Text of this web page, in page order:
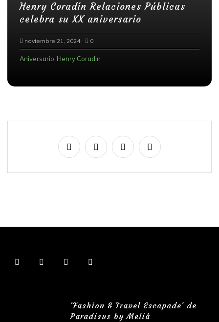
s
Henry Coradín Relaciones Públicas
celebra su XX aniversario
noviembre 21, 2024 0
Aniversario Henry Coradin
‘Fashion & Travel Escapade’ de
Paradisus by Meliá